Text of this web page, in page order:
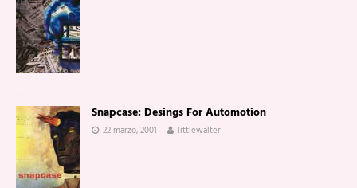
Snapcase: Desings For Automotion
22 marzo, 2001 littlewalter